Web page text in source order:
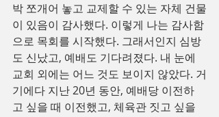
박 쪼개어 놓고 교제할 수 있는 자체 건물
이 있음이 감사했다. 이렇게 나는 감사함
으로 목회를 시작했다. 그래서인지 심방
도 신났고, 예배도 기다려졌다. 내 눈에
교회 외에는 어느 것도 보이지 않았다. 거
기에다 지난 20년 동안, 예배당 이전하
고 싶을 때 이전했고, 체육관 짓고 싶을